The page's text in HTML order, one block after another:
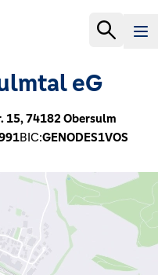
eG
15,74182 Obersulm
BIC:GENODES1VOS